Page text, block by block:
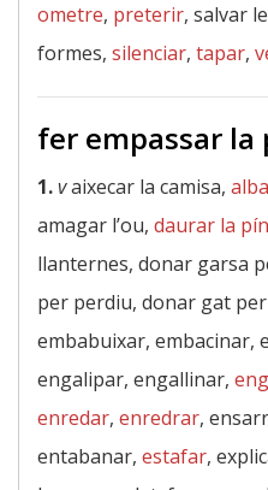
ometre, preterir, salvar
formes, silenciar, tapar,
fer empassar la
1.vaixecar la camisa,
amagar l’ou, daurar la
llanternes, donar garsa
per perdiu, donar gat
embabuixar, embacinar,
engalipar, engallinar,
enredar, enredrar,
entabanar, estafar,